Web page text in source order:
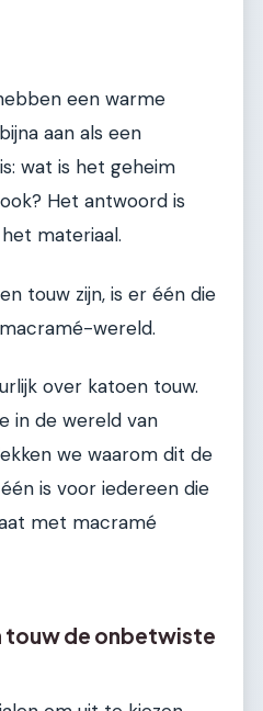
een warme
aan als een
wat is het geheim
Het antwoord is
materiaal.
touw zijn, is er één die
wereld.
over katoen touw.
in de wereld van
we waarom dit de
is voor iedereen die
met macramé
touw de onbetwiste